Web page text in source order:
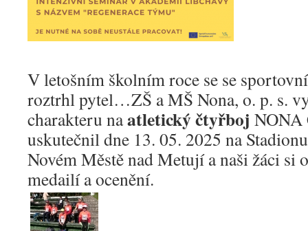
V letošním školním roce se se
roztrhl pytel…ZŠ a MŠ Nona, o. p. s.
charakteru naatletický čtyřboj NONA
uskutečnil dne 13. 05. 2025 na
Novém Městě nad Metují a naši žáci si
medailí a ocenění.